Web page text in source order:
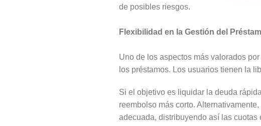
de posibles riesgos.
Flexibilidad en la Gestión del
Uno de los aspectos más valorados
los préstamos. Los usuarios tienen la
Si el objetivo es liquidar la deuda
reembolso más corto.
adecuada, distribuyendo así las